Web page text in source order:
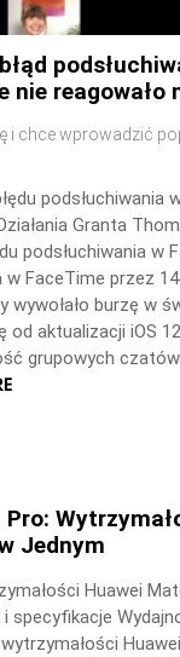
nie reagowało
i chce wprowadzić
podsłuchiwania
Granta
podsłuchiwania w
w FaceTime przez
wywołało burzę w
od aktualizacji iOS
grupowych
Jednym
Huawei
specyfikacje